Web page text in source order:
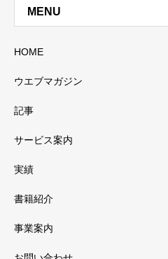
MENU
HOME
ウエブマガジン
記事
サービス案内
実績
書籍紹介
事業案内